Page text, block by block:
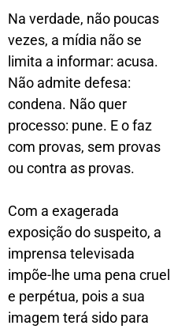
Na verdade, não poucas
vezes, a mídia não se
limita a informar: acusa.
Não admite defesa:
condena. Não quer
processo: pune. E o faz
com provas, sem provas
ou contra as provas.
Com a exagerada
exposição do suspeito, a
imprensa televisada
impõe-lhe uma pena cruel
e perpétua, pois a sua
imagem terá sido para